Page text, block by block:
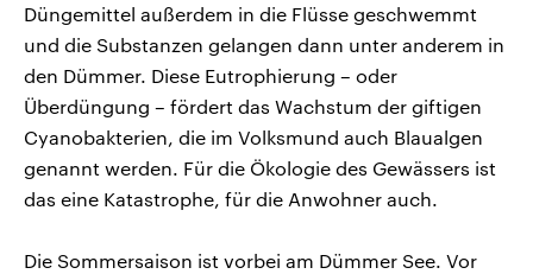
Düngemittel außerdem in die Flüsse geschwemmt
und die Substanzen gelangen dann unter anderem in
den Dümmer. Diese Eutrophierung – oder
Überdüngung – fördert das Wachstum der giftigen
Cyanobakterien, die im Volksmund auch Blaualgen
genannt werden. Für die Ökologie des Gewässers ist
das eine Katastrophe, für die Anwohner auch.
Die Sommersaison ist vorbei am Dümmer See. Vor